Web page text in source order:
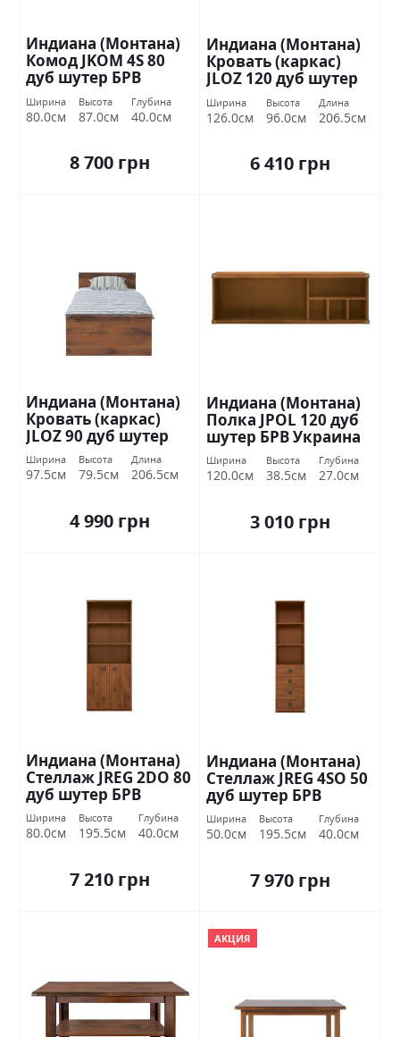
Индиана (Монтана)
Комод JKOM 4S 80
дуб шутер БРВ
Украина
Ширина
80.0см
Высота
87.0см
Глубина
40.0см
8 700 грн
Индиана (Монтана)
Кровать (каркас)
JLOZ 120 дуб шутер
БРВ Украина
Ширина
126.0см
Высота
96.0см
Длина
206.5см
6 410 грн
Индиана (Монтана)
Кровать (каркас)
JLOZ 90 дуб шутер
БРВ Украина
Ширина
97.5см
Высота
79.5см
Длина
206.5см
4 990 грн
Индиана (Монтана)
Полка JPOL 120 дуб
шутер БРВ Украина
Ширина
120.0см
Высота
38.5см
Глубина
27.0см
3 010 грн
Индиана (Монтана)
Стеллаж JREG 2DO 80
дуб шутер БРВ
Украина
Ширина
80.0см
Высота
195.5см
Глубина
40.0см
7 210 грн
Индиана (Монтана)
Стеллаж JREG 4SO 50
дуб шутер БРВ
Украина
Ширина
50.0см
Высота
195.5см
Глубина
40.0см
7 970 грн
АКЦИЯ